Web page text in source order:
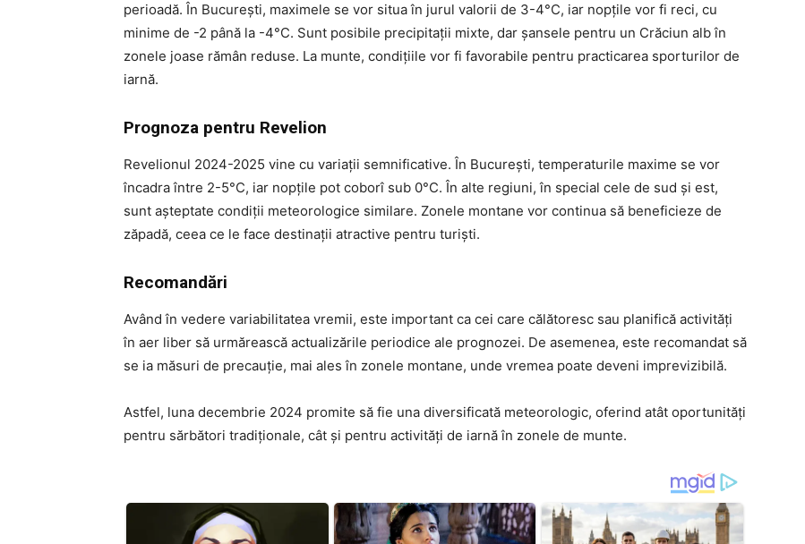
perioadă. În București, maximele se vor situa în jurul valorii de 3-4°C, iar nopțile vor fi reci, cu
minime de -2 până la -4°C. Sunt posibile precipitații mixte, dar șansele pentru un Crăciun alb în
zonele joase rămân reduse. La munte, condițiile vor fi favorabile pentru practicarea sporturilor de
iarnă.
Prognoza pentru Revelion
Revelionul 2024-2025 vine cu variații semnificative. În București, temperaturile maxime se vor
încadra între 2-5°C, iar nopțile pot coborî sub 0°C. În alte regiuni, în special cele de sud și est,
sunt așteptate condiții meteorologice similare. Zonele montane vor continua să beneficieze de
zăpadă, ceea ce le face destinații atractive pentru turiști.
Recomandări
Având în vedere variabilitatea vremii, este important ca cei care călătoresc sau planifică activități
în aer liber să urmărească actualizările periodice ale prognozei. De asemenea, este recomandat să
se ia măsuri de precauție, mai ales în zonele montane, unde vremea poate deveni imprevizibilă.
Astfel, luna decembrie 2024 promite să fie una diversificată meteorologic, oferind atât oportunități
pentru sărbători tradiționale, cât și pentru activități de iarnă în zonele de munte.